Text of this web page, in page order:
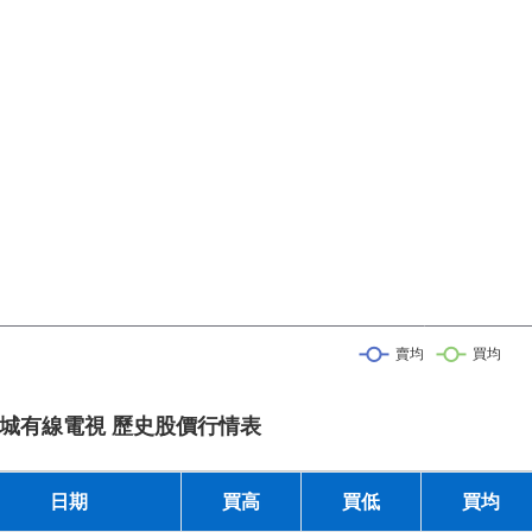
有線電視 歷史股價行情表
日期 買高 買低 買均